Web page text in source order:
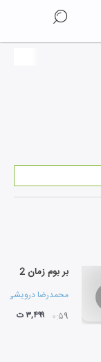
بر بوم زمان 2
محمدرضا درویشی
۰۰:۵۹ ۳,۴۹۹ ت